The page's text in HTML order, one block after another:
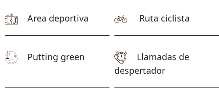
Area deportiva Ruta ciclista
Putting green
Llamadas de
despertador